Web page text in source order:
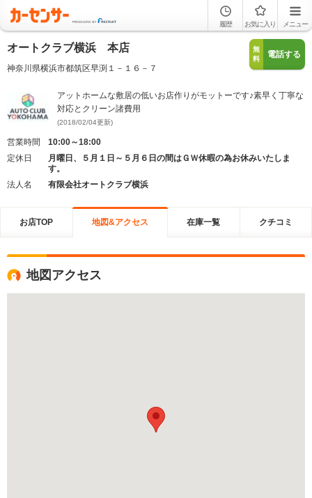
履歴 お気に入り メニュー
オートクラブ横浜 本店
神奈川県横浜市都筑区早渕１－１６－７
無
料
電話する
アットホームな敷居の低いお店作りがモットーです♪素早く丁寧な
対応とクリーン諸費用
(2018/02/04更新)
営業時間
10:00～18:00
定休日
月曜日、５月１日～５月６日の間はＧＷ休暇の為お休みいたしま
す。
法人名
有限会社オートクラブ横浜
お店TOP 地図&アクセス 在庫一覧 クチコミ
地図アクセス